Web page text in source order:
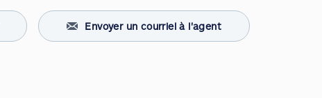
Envoyer un courriel à l'agent